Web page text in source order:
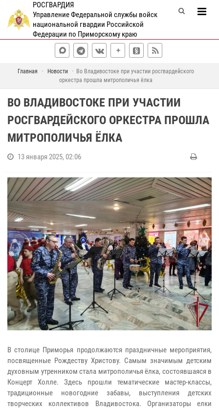
РОСГВАРДИЯ
Управление Федеральной службы войск
национальной гвардии Российской
Федерации по Приморскому краю
Главная Новости
Во Владивостоке при участии росгвардейского
оркестра прошла митрополичья ёлка
ВО ВЛАДИВОСТОКЕ ПРИ УЧАСТИИ
РОСГВАРДЕЙСКОГО ОРКЕСТРА ПРОШЛА
МИТРОПОЛИЧЬЯ ЁЛКА
13 января 2025, 02:06
В столице Приморья продолжаются праздничные мероприятия,
посвященные Рождеству Христову. Самым значимым детским
духовным утренником стала митрополичья ёлка, состоявшаяся в
Концерт Холле. Здесь прошли тематические мастер-классы,
традиционные новогодние забавы, выступления детских
творческих коллективов Владивостока. Организаторы елки